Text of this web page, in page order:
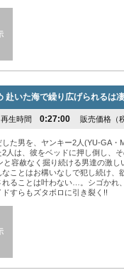
赴いた海で繰り広げられるは
再生時間 0:27:00 販売価格（税
た男を、ヤンキー2人(YU-GA・
人は、彼をベッドに押し倒し、
と容赦なく掘り続ける男達の激し
ことはお構いなしで犯し続け、
れることは叶わない…。シゴかれ
すらもズタボロに引き裂く!!